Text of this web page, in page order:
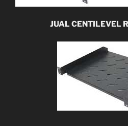
JUAL CENTILEVEL